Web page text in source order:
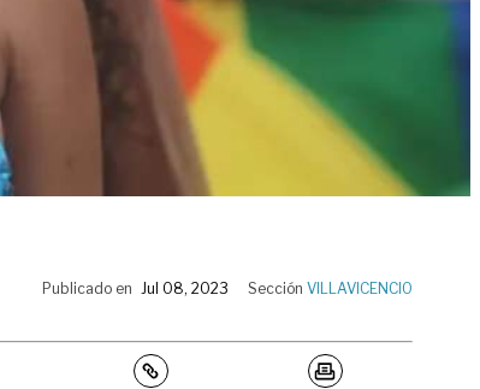
Publicado en Jul 08, 2023 Sección VILLAVICENCIO